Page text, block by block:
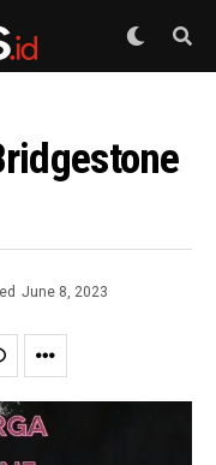
June 8, 2023